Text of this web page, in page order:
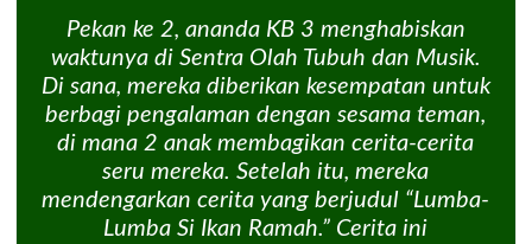
Pekan ke 2, ananda KB 3 menghabiskan
waktunya di Sentra Olah Tubuh dan Musik.
Di sana, mereka diberikan kesempatan untuk
berbagi pengalaman dengan sesama teman,
di mana 2 anak membagikan cerita-cerita
seru mereka. Setelah itu, mereka
mendengarkan cerita yang berjudul “Lumba-
Lumba Si Ikan Ramah.” Cerita ini